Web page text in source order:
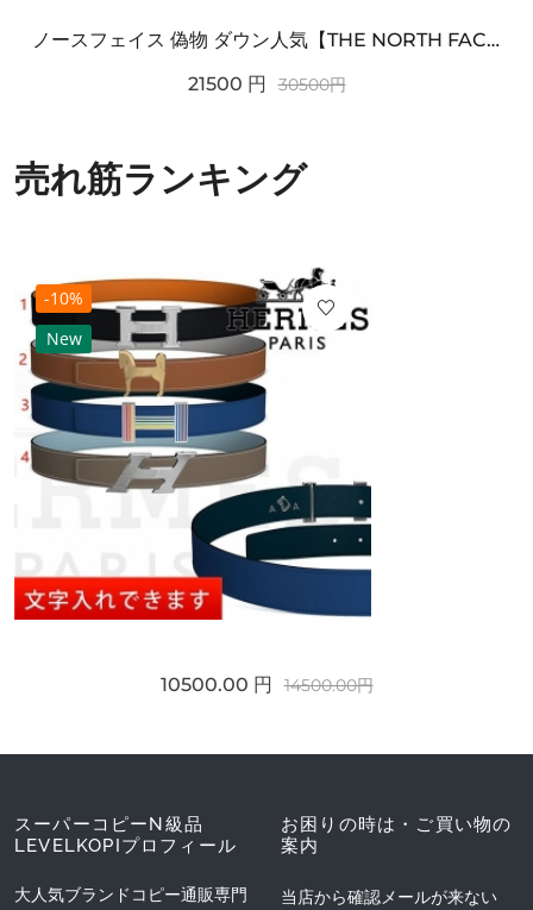
ノースフェイス 偽物 ダウン人気【THE NORTH FACE】M'S 7 SUMMIT HIM...
21500 円 30500円
売れ筋ランキング
-10%
New
10500.00 円 14500.00円
スーパーコピーN級品
LEVELKOPIプロフィール
大人気ブランドコピー通販専門
お困りの時は・ご買い物の
案内
当店から確認メールが来ない